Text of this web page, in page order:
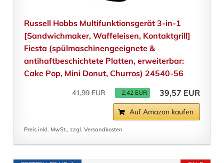
Russell Hobbs Multifunktionsgerät 3-in-1
[Sandwichmaker, Waffeleisen, Kontaktgrill]
Fiesta (spülmaschinengeeignete &
antihaftbeschichtete Platten, erweiterbar:
Cake Pop, Mini Donut, Churros) 24540-56
41,99 EUR −2,42 EUR 39,57 EUR
Auf Amazon kaufen
Preis inkl. MwSt., zzgl. Versandkosten